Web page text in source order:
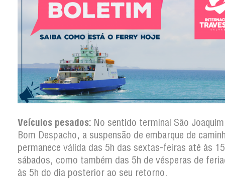
Veículos pesados: No sentido terminal São
Bom Despacho, a suspensão de embarque de
permanece válida das 5h das sextas-feiras até às
sábados, como também das 5h de vésperas de
às 5h do dia posterior ao seu retorno.